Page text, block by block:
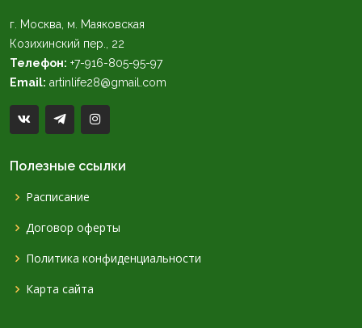
г. Москва, м. Маяковская
Козихинский пер., 22
Телефон: +7-916-805-95-97
Email: artinlife28@gmail.com
Полезные ссылки
Расписание
Договор оферты
Политика конфиденциальности
Карта сайта